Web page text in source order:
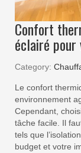
Confort
éclairé
Category:
Le confort
environnement
Cependant,
tâche facile. Il
tels que
budget et votre